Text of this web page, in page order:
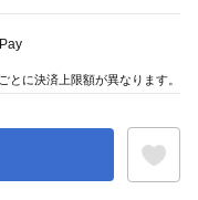
とに決済上限額が異なります。